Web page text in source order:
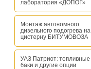
лаборатория «ДОПОГ»
Монтаж автономного
дизельного подогрева на
цистерну БИТУМОВОЗА
УАЗ Патриот: топливные
баки и другие опции